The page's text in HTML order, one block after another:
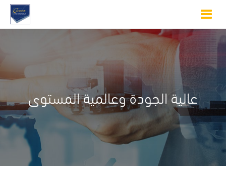
Toggle
navigation
عالية الجودة وعالمية المستوى